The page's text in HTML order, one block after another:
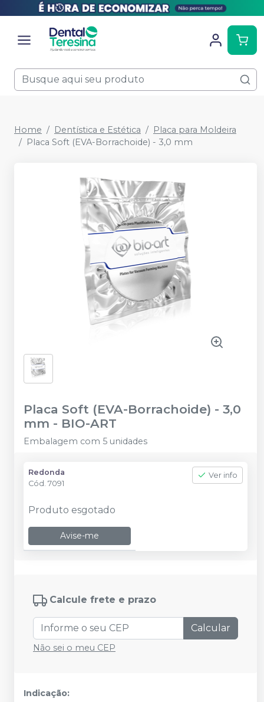
Home Dentística e Estética
Placa para Moldeira
Placa Soft (EVA-Borrachoide) - 3,0 mm
Placa Soft (EVA-Borrachoide) - 3,0
mm - BIO-ART
Embalagem com 5 unidades
Redonda
Cód. 7091
Ver info
Produto esgotado
Avise-me
Calcule frete e prazo
Calcular
Não sei o meu CEP
Indicação: